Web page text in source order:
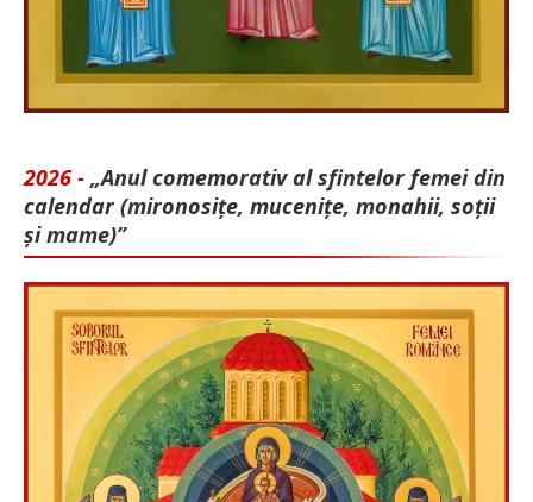
2026 - „Anul comemorativ al sfintelor femei din
calendar (mironosițe, mu­cenițe, monahii, soții
și mame)”